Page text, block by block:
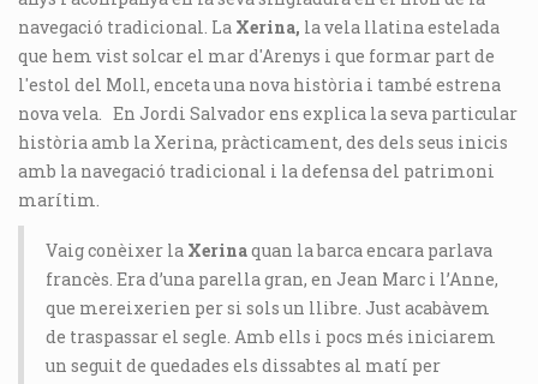
navegació tradicional. La Xerina, la vela llatina estelada
que hem vist solcar el mar d'Arenys i que formar part de
l'estol del Moll, enceta una nova història i també estrena
nova vela. En Jordi Salvador ens explica la seva particular
història amb la Xerina, pràcticament, des dels seus inicis
amb la navegació tradicional i la defensa del patrimoni
marítim.
Vaig conèixer la Xerinaquan la barca encara parlava
francès. Era d’una parella gran, en Jean Marc i l’Anne,
que mereixerien per si sols un llibre. Just acabàvem
de traspassar el segle. Amb ells i pocs més iniciarem
un seguit de quedades els dissabtes al matí per